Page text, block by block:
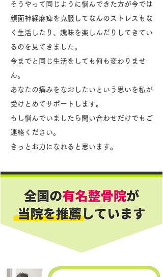
そうやって同じように悩んできた方が今では
顔面神経麻痺を克服してなんのストレスもな
く生活したり、趣味を楽しんだりしてきてい
るのを見てきました。
今までと同じ生活をしても何も変わりませ
ん。
あなたの痛みをなおしたいという思いを私が
受けとめてサポートします。
もし悩んでいましたら問い合わせだけでもご
連絡ください。
きっとお力になれると思います。